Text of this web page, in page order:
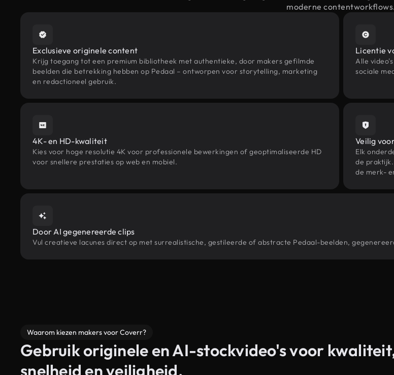
moderne
Exclusieve originele content
Krijg toegang tot een premium bibliotheek met authentieke, door makers gefilmde
beelden die betrekking hebben op Pedaal – ontworpen voor storytelling, marketing
en redactioneel gebruik.
Licentie
Alle
sociale
4K- en HD-kwaliteit
Kies voor hoge resolutie 4K voor professionele bewerkingen of geoptimaliseerde HD
voor snellere prestaties op web en mobiel.
Veilig
Elk
de
de merk-
Door AI gegenereerde clips
Vul creatieve lacunes direct op met surrealistische, gestileerde of abstracte Pedaal-beelden,
Waarom kiezen makers voor Coverr?
Gebruik originele en AI-stockvideo's voor
snelheid en veiligheid.